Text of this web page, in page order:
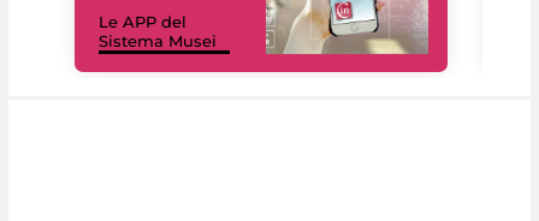
Le APP del
Sistema Musei